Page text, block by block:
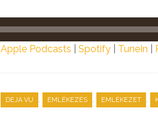
Apple Podcasts Spotify TuneIn
DEJA VU , EMLÉKEZÉS , EMLÉKEZET ,